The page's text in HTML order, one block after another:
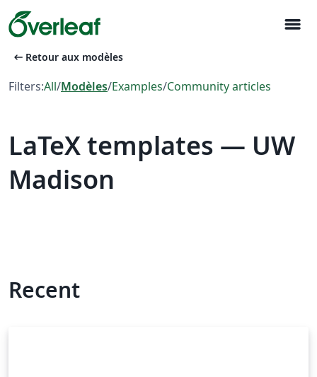
menu
arrow_left_alt Retour aux modèles
Filters:All/Modèles/Examples/Community articles
LaTeX templates — UW
Madison
Recent